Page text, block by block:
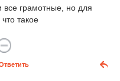
все грамотные, но для
такое